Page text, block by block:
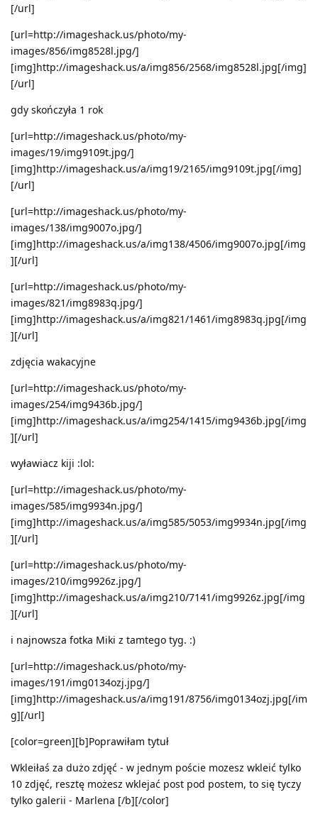
[/url]
[url=http://imageshack.us/photo/my-
images/856/img8528l.jpg/]
[img]http://imageshack.us/a/img856/2568/img8528l.jpg[/img]
[/url]
gdy skończyła 1 rok
[url=http://imageshack.us/photo/my-
images/19/img9109t.jpg/]
[img]http://imageshack.us/a/img19/2165/img9109t.jpg[/img]
[/url]
[url=http://imageshack.us/photo/my-
images/138/img9007o.jpg/]
[img]http://imageshack.us/a/img138/4506/img9007o.jpg[/img
][/url]
[url=http://imageshack.us/photo/my-
images/821/img8983q.jpg/]
[img]http://imageshack.us/a/img821/1461/img8983q.jpg[/img
][/url]
zdjęcia wakacyjne
[url=http://imageshack.us/photo/my-
images/254/img9436b.jpg/]
[img]http://imageshack.us/a/img254/1415/img9436b.jpg[/img
][/url]
wyławiacz kiji :lol:
[url=http://imageshack.us/photo/my-
images/585/img9934n.jpg/]
[img]http://imageshack.us/a/img585/5053/img9934n.jpg[/img
][/url]
[url=http://imageshack.us/photo/my-
images/210/img9926z.jpg/]
[img]http://imageshack.us/a/img210/7141/img9926z.jpg[/img
][/url]
i najnowsza fotka Miki z tamtego tyg. :)
[url=http://imageshack.us/photo/my-
images/191/img0134ozj.jpg/]
[img]http://imageshack.us/a/img191/8756/img0134ozj.jpg[/im
g][/url]
[color=green][b]Poprawiłam tytuł
Wkleiłaś za dużo zdjęć - w jednym poście mozesz wkleić tylko
10 zdjęć, resztę możesz wklejać post pod postem, to się tyczy
tylko galerii - Marlena [/b][/color]